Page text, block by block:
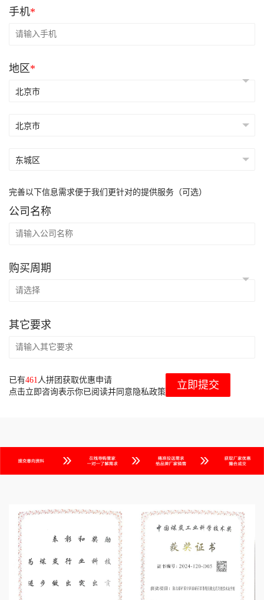
手机*
地区*
完善以下信息需求便于我们更针对的提供服务（可选）
公司名称
购买周期
其它要求
已有461 人拼团获取优惠申请
点击立即咨询表示你已阅读并同意隐私政策
立即提交